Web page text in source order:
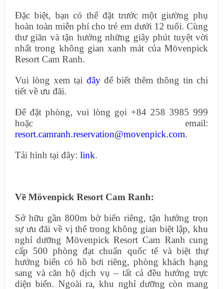
Đặc biệt, bạn có thể đặt trước một giường phụ
hoàn toàn miễn phí cho trẻ em dưới 12 tuổi. Cùng
thư giãn và tận hưởng những giây phút tuyệt vời
nhất trong không gian xanh mát của Mövenpick
Resort Cam Ranh.
Vui lòng xem tại đâyđể biết thêm thông tin chi
tiết về ưu đãi.
Để đặt phòng, vui lòng gọi +84 258 3985 999
hoặc email:
resort.camranh.reservation@movenpick.com.
Tải hình tại đây: link.
Về Mövenpick Resort Cam Ranh:
Sở hữu gần 800m bờ biển riêng, tận hưởng trọn
sự ưu đãi về vị thế trong không gian biệt lập, khu
nghỉ dưỡng Mövenpick Resort Cam Ranh cung
cấp 500 phòng đạt chuẩn quốc tế và biệt thự
hướng biển có hồ bơi riêng, phòng khách hạng
sang và căn hộ dịch vụ – tất cả đều hướng trực
diện biển. Ngoài ra, khu nghỉ dưỡng còn mang